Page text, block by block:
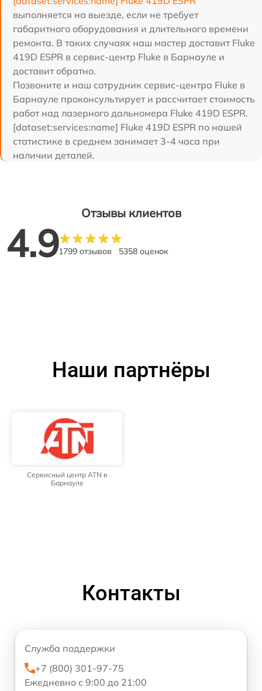
выполняется на выезде, если не требует
габаритного оборудования и длительного времени
ремонта. В таких случаях наш мастер доставит Fluke
419D ESPR в сервис-центр Fluke в Барнауле и
доставит обратно.
Позвоните и наш сотрудник сервис-центра Fluke в
Барнауле проконсультирует и рассчитает стоимость
работ над лазерного дальномера Fluke 419D ESPR.
[dataset:services:name] Fluke 419D ESPR по нашей
статистике в среднем занимает 3-4 часа при
наличии деталей.
Отзывы клиентов
4.91799 отзывов 5358 оценок
Наши партнёры
Сервисный центр ATN в
Барнауле
Контакты
Служба поддержки
+7 (800) 301-97-75
Ежедневно с 9:00 до 21:00